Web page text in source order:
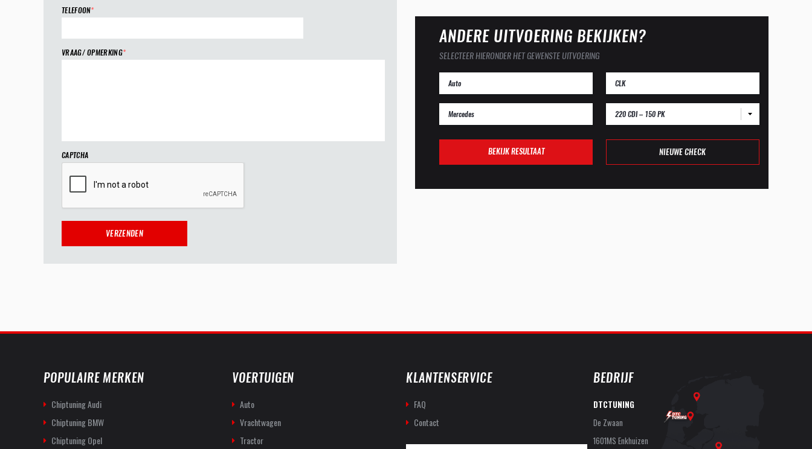
TELEFOON*
VRAAG/ OPMERKING*
CAPTCHA
ANDERE UITVOERING BEKIJKEN?
SELECTEER HIERONDER HET GEWENSTE UITVOERING
220 CDI – 150 PK
BEKIJK RESULTAAT NIEUWE CHECK
POPULAIRE MERKEN
Chiptuning Audi
Chiptuning BMW
Chiptuning Opel
VOERTUIGEN
Auto
Vrachtwagen
Tractor
KLANTENSERVICE
FAQ
Contact
BEDRIJF
DTCTUNING
De Zwaan
1601MS Enkhuizen